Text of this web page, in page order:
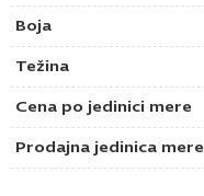
Boja
Težina
Cena po jedinici mere
Prodajna jedinica mere